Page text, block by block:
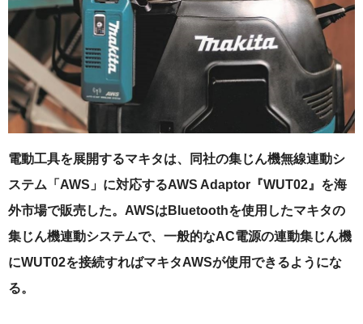
電動工具を展開するマキタは、同社の集じん機無線連動シ
ステム「AWS」に対応するAWS Adaptor『WUT02』を海
外市場で販売した。AWSはBluetoothを使用したマキタの
集じん機連動システムで、一般的なAC電源の連動集じん機
にWUT02を接続すればマキタAWSが使用できるようにな
る。